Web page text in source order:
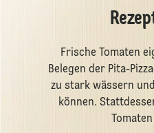
Frische Tomaten
Belegen der Pita-
zu stark wässern
können.